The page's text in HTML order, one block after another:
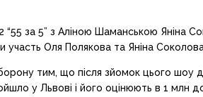
“55 за 5” з Аліною Шаманською Яніна
участь Оля Полякова та Яніна
тим, що після зйомок цього шоу
у Львові і його оцінюють в 1 млн